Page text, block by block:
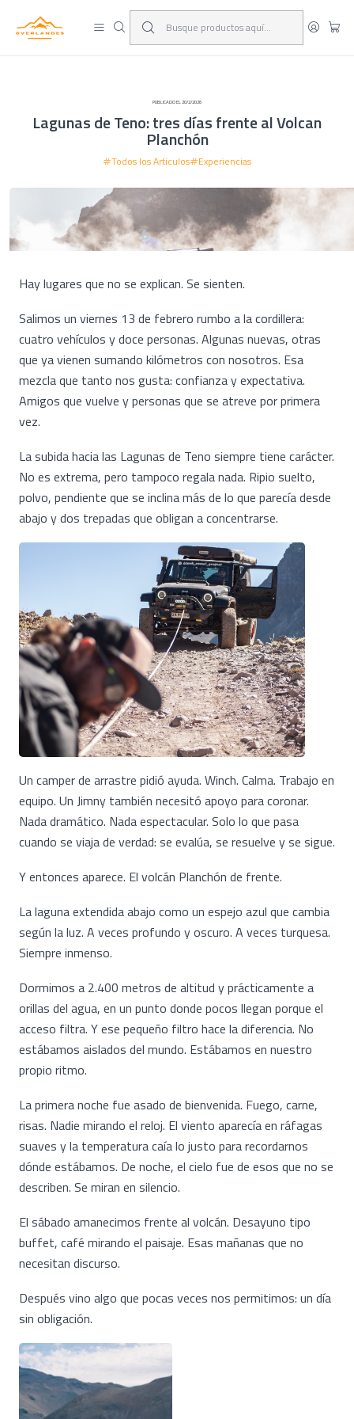
¡Viaja y deja las excusas!
PUBLICADO EL 20/2/2026
Lagunas de Teno: tres días frente al Volcan
Planchón
Todos los Articulos Experiencias
Hay lugares que no se explican. Se sienten.
Salimos un viernes 13 de febrero rumbo a la cordillera:
cuatro vehículos y doce personas. Algunas nuevas, otras
que ya vienen sumando kilómetros con nosotros. Esa
mezcla que tanto nos gusta: confianza y expectativa.
Amigos que vuelve y personas que se atreve por primera
vez.
La subida hacia las Lagunas de Teno siempre tiene carácter.
No es extrema, pero tampoco regala nada. Ripio suelto,
polvo, pendiente que se inclina más de lo que parecía desde
abajo y dos trepadas que obligan a concentrarse.
Un camper de arrastre pidió ayuda. Winch. Calma. Trabajo en
equipo. Un Jimny también necesitó apoyo para coronar.
Nada dramático. Nada espectacular. Solo lo que pasa
cuando se viaja de verdad: se evalúa, se resuelve y se sigue.
Y entonces aparece. El volcán Planchón de frente.
La laguna extendida abajo como un espejo azul que cambia
según la luz. A veces profundo y oscuro. A veces turquesa.
Siempre inmenso.
Dormimos a 2.400 metros de altitud y prácticamente a
orillas del agua, en un punto donde pocos llegan porque el
acceso filtra. Y ese pequeño filtro hace la diferencia. No
estábamos aislados del mundo. Estábamos en nuestro
propio ritmo.
La primera noche fue asado de bienvenida. Fuego, carne,
risas. Nadie mirando el reloj. El viento aparecía en ráfagas
suaves y la temperatura caía lo justo para recordarnos
dónde estábamos. De noche, el cielo fue de esos que no se
describen. Se miran en silencio.
El sábado amanecimos frente al volcán. Desayuno tipo
buffet, café mirando el paisaje. Esas mañanas que no
necesitan discurso.
Después vino algo que pocas veces nos permitimos: un día
sin obligación.